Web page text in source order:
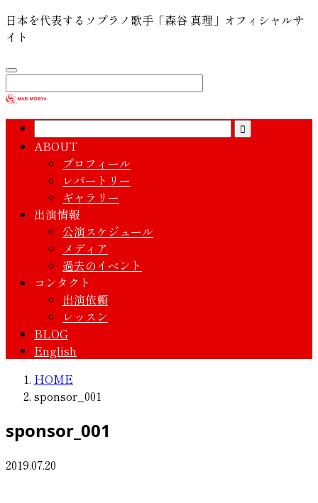
日本を代表するソプラノ歌手「森谷 真理」オフィシャルサ
イト
ABOUT
プロフィール
レパートリー
ギャラリー
出演情報
公演スケジュール
メディア
過去のイベント
コンタクト
出演依頼
レッスン
BLOG
English
HOME
sponsor_001
sponsor_001
2019.07.20